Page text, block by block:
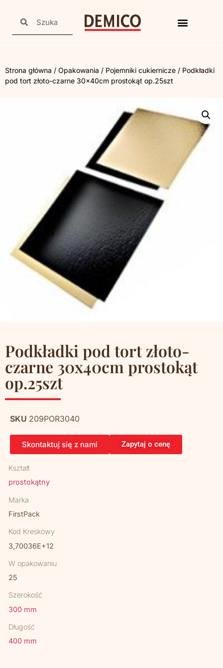
Strona główna / Opakowania / Pojemniki cukiernicze / Podkładki
pod tort złoto-czarne 30x40cm prostokąt op.25szt
Podkładki pod tort złoto-
czarne 30x40cm prostokąt
op.25szt
SKU 209POR3040
Skontaktuj się z nami Zapytaj o cenę
Kształt
prostokątny
Marka
FirstPack
Kod Kreskowy
3,70036E+12
W opakowaniu
25
Szerokość
300 mm
Długość
400 mm